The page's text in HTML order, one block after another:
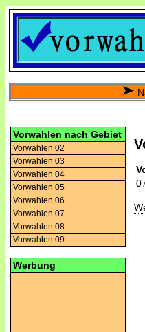
Vorwahlen nach Gebiet
Vorwahlen 02
Vorwahlen 03
Vorwahlen 04
Vorwahlen 05
Vorwahlen 06
Vorwahlen 07
Vorwahlen 08
Vorwahlen 09
Werbung